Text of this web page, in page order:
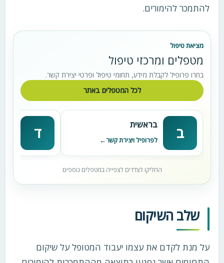
להתמכר להימורים.
מציאת טיפול
מטפלים ומרכזי טיפול
בחרו פרופיל לקבלת מידע, תחומי טיפול ופרטי יצירת קשר.
לכל המטפלים באתר
ב בראשית
לפרופיל ויצירת קשר ד
החליקו לצדדים לצפייה במטפלים נוספים
שלב השיקום
על מנת לקדם את עצמו יעבוד המטופל על שיקום